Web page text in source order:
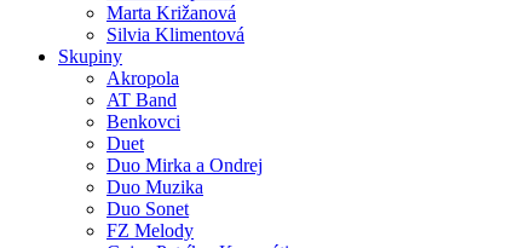
Marta Križanová
Silvia Klimentová
Skupiny
Akropola
AT Band
Benkovci
Duet
Duo Mirka a Ondrej
Duo Muzika
Duo Sonet
FZ Melody